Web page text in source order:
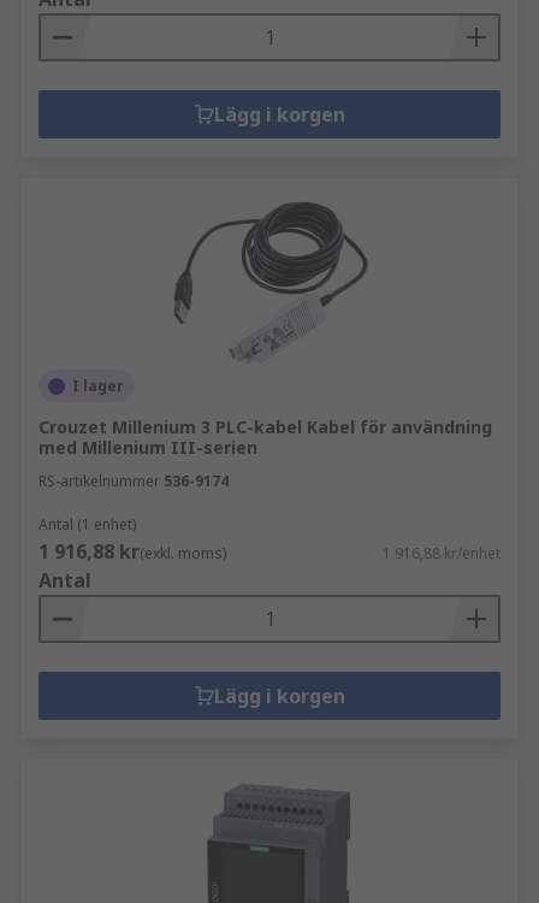
Lägg i korgen
I lager
Crouzet Millenium 3 PLC-kabel Kabel för användning
med Millenium III-serien
RS-artikelnummer 536-9174
Antal (1 enhet)
1 916,88 kr(exkl. moms) 1 916,88 kr/enhet
Antal
Lägg i korgen